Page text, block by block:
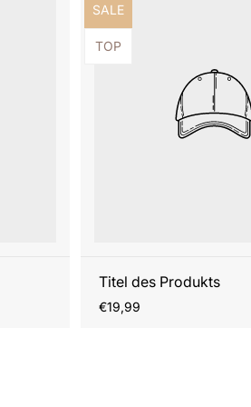
Produktbezeichnung:
SALE
Produktbezeichnung:
TOP
Titel des Produkts
Regulärer
€19,99